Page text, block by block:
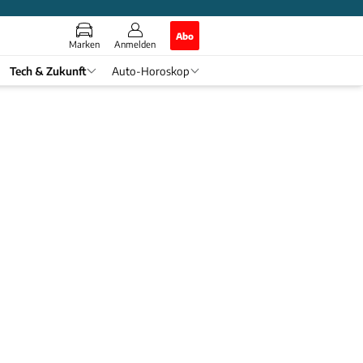
Marken Anmelden
Abo
Tech & Zukunft Auto-Horoskop